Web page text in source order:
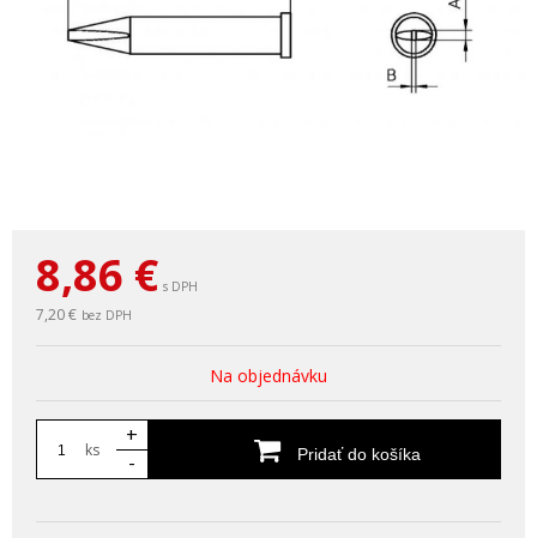
8,86 € s DPH
7,20 € bez DPH
Na objednávku
ks
+
-
Pridať do košíka